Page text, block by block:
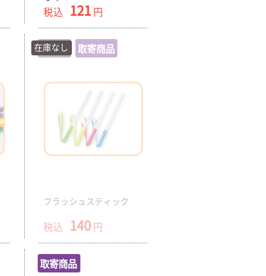
税込 121 円
在庫切 取寄商品
フラッシュスティック
税込 140 円
在庫なし
取寄商品